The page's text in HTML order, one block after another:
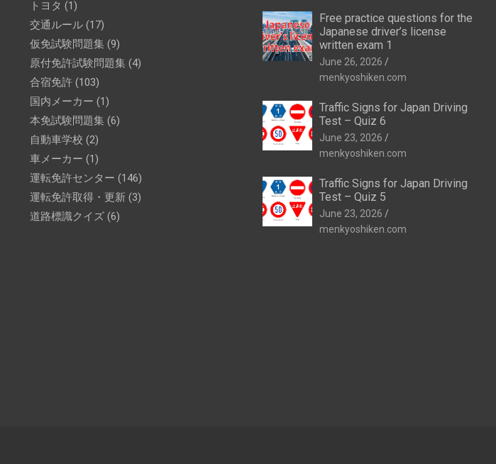
トヨタ (1)
交通ルール (17)
仮免試験問題集 (9)
原付免許試験問題集 (4)
合宿免許 (103)
国内メーカー (1)
本免試験問題集 (6)
自動車学校 (2)
車メーカー (1)
運転免許センター (146)
運転免許取得・更新 (3)
道路標識クイズ (6)
Free practice questions for the
Japanese driver’s license
written exam 1
June 26, 2026
menkyoshiken.com
Traffic Signs for Japan Driving
Test – Quiz 6
June 23, 2026
menkyoshiken.com
Traffic Signs for Japan Driving
Test – Quiz 5
June 23, 2026
menkyoshiken.com